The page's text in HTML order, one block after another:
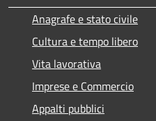
Anagrafe e stato civile
Cultura e tempo libero
Vita lavorativa
Imprese e Commercio
Appalti pubblici